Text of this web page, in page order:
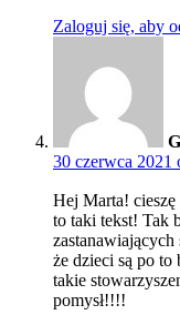
Zaloguj się, aby
30 czerwca 2021
Hej Marta! cieszę
to taki tekst! Tak
zastanawiających
że dzieci są po
takie
pomysł!!!!